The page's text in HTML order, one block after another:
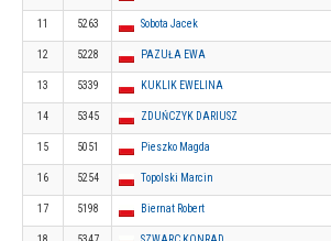
11 5263 Sobota Jacek
12 5228 PAZUŁA EWA
13 5339 KUKLIK EWELINA
14 5345 ZDUŃCZYK DARIUSZ
15 5051 Pieszko Magda
16 5254 Topolski Marcin
17 5198 Biernat Robert